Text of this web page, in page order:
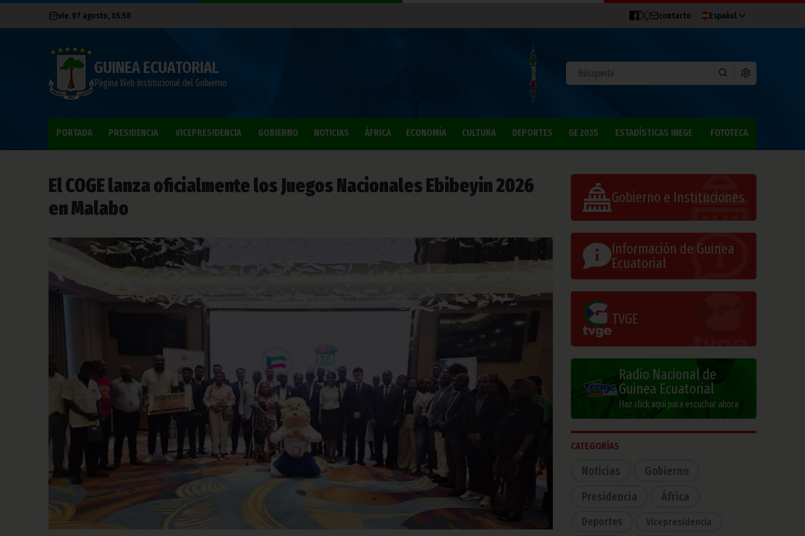
vie. 07 agosto, 05:58 contacto Español
GUINEA ECUATORIAL
Página Web Institucional del Gobierno
PORTADA PRESIDENCIA VICEPRESIDENCIA GOBIERNO NOTICIAS ÁFRICA ECONOMÍA CULTURA DEPORTES GE 2035 ESTADÍSTICAS INEGE FOTOTECA
El COGE lanza oficialmente los Juegos Nacionales Ebibeyin 2026
en Malabo
Gobierno e Instituciones
Información de Guinea
Ecuatorial
TVGE
Radio Nacional de
Guinea Ecuatorial
Haz click aquí para escuchar ahora
CATEGORÍAS
Noticias
Gobierno
Presidencia
África
Deportes Vicepresidencia